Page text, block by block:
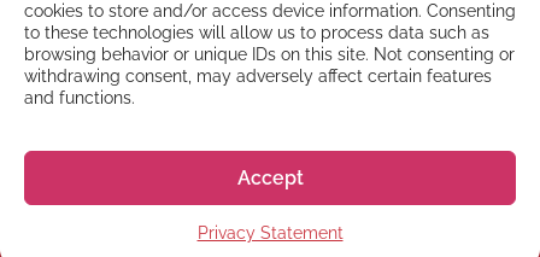
cookies to store and/or access device information. Consenting
to these technologies will allow us to process data such as
browsing behavior or unique IDs on this site. Not consenting or
withdrawing consent, may adversely affect certain features
and functions.
Accept
Privacy Statement
NEWSLETTER
Abonnez-vous à notre
Newsletter
S'abonner